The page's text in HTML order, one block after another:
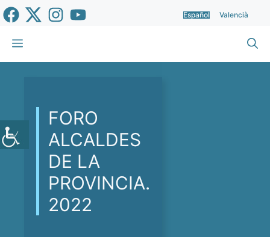
Saltar
al
contenido
Español Valencià
Menú
FORO
ALCALDES
DE LA
PROVINCIA.
2022